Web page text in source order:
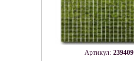
Артикул: 239409